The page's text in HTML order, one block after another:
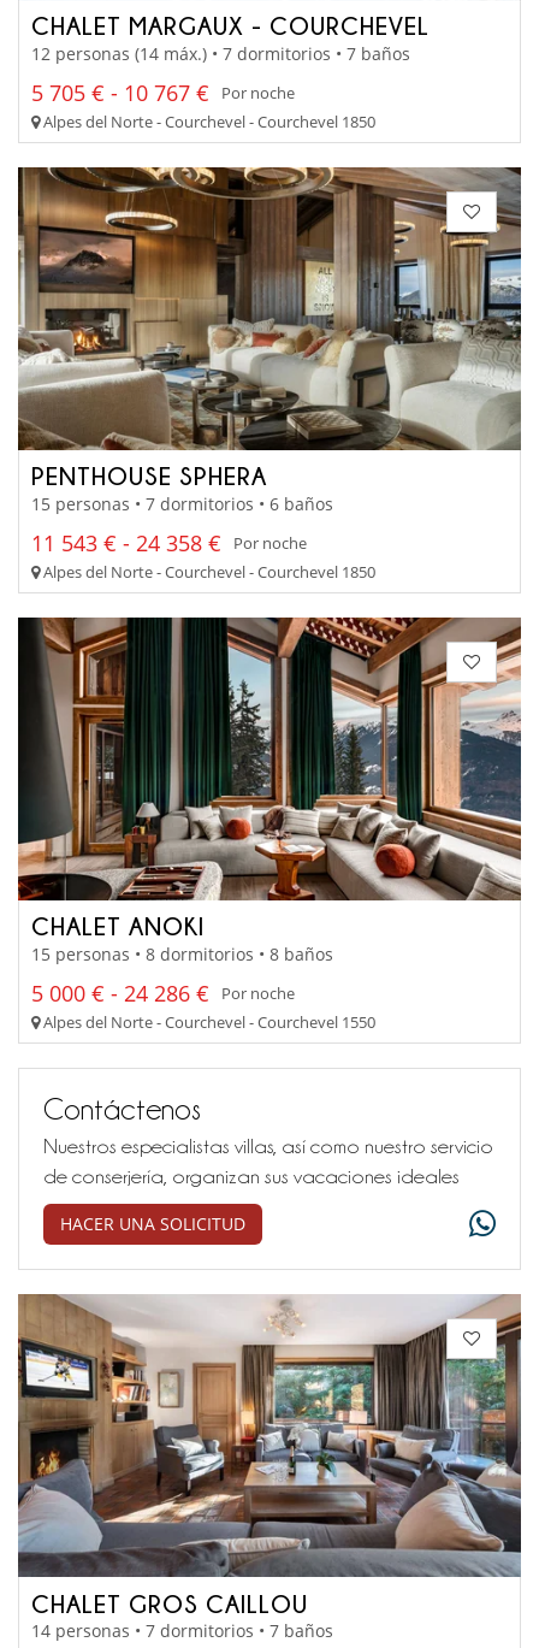
CHALET MARGAUX - COURCHEVEL
12 personas (14 máx.) • 7 dormitorios • 7 baños
5 705 € - 10 767 €
Por noche
Alpes del Norte - Courchevel - Courchevel 1850
PENTHOUSE SPHERA
15 personas • 7 dormitorios • 6 baños
11 543 € - 24 358 €
Por noche
Alpes del Norte - Courchevel - Courchevel 1850
CHALET ANOKI
15 personas • 8 dormitorios • 8 baños
5 000 € - 24 286 €
Por noche
Alpes del Norte - Courchevel - Courchevel 1550
Contáctenos
Nuestros especialistas villas, así como nuestro servicio
de conserjería, organizan sus vacaciones ideales
HACER UNA SOLICITUD
CHALET GROS CAILLOU
14 personas • 7 dormitorios • 7 baños